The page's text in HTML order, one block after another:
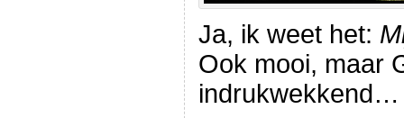
Ja, ik weet het:
Ook mooi, maar
indrukwekkend…